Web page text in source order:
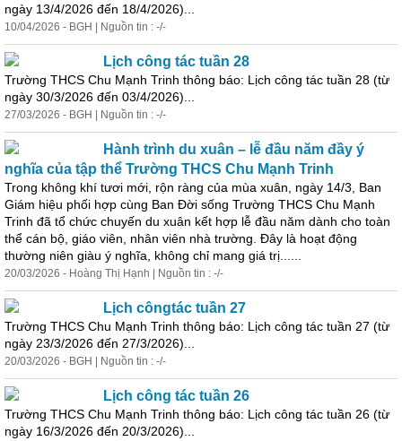
ngày 13/4/2026 đến 18/4/2026)...
10/04/2026 - BGH | Nguồn tin : -/-
Lịch công tác tuần 28
Trường THCS Chu Mạnh Trinh thông báo: Lịch công tác tuần 28 (từ
ngày 30/3/2026 đến 03/4/2026)...
27/03/2026 - BGH | Nguồn tin : -/-
Hành trình du xuân – lễ đầu năm đầy ý
nghĩa của tập thể Trường THCS Chu Mạnh Trinh
Trong không khí tươi mới, rộn ràng của mùa xuân, ngày 14/3, Ban
Giám hiệu phối hợp cùng Ban Đời sống Trường THCS Chu Mạnh
Trinh đã tổ chức chuyến du xuân kết hợp lễ đầu năm dành cho toàn
thể cán bộ, giáo viên, nhân viên nhà trường. Đây là hoạt động
thường niên giàu ý nghĩa, không chỉ mang giá trị......
20/03/2026 - Hoàng Thị Hạnh | Nguồn tin : -/-
Lịch côngtác tuần 27
Trường THCS Chu Mạnh Trinh thông báo: Lịch công tác tuần 27 (từ
ngày 23/3/2026 đến 27/3/2026)...
20/03/2026 - BGH | Nguồn tin : -/-
Lịch công tác tuần 26
Trường THCS Chu Mạnh Trinh thông báo: Lịch công tác tuần 26 (từ
ngày 16/3/2026 đến 20/3/2026)...